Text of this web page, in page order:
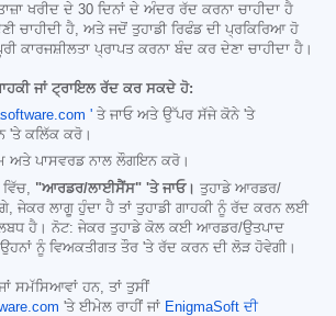
ਖਰੀਦ ਦੇ 30 ਦਿਨਾਂ ਦੇ ਅੰਦਰ ਰੱਦ ਕਰਨਾ ਚਾਹੀਦਾ ਹੈ
ਚਾਹੀਦੀ ਹੈ, ਅਤੇ ਜਦੋਂ ਤੁਹਾਡੀ ਰਿਫੰਡ ਦੀ ਪ੍ਰਕਿਰਿਆ ਹੋ
ਕਾਰਜਸ਼ੀਲਤਾ ਪ੍ਰਾਪਤ ਕਰਨਾ ਬੰਦ ਕਰ ਦੇਣਾ ਚਾਹੀਦਾ ਹੈ।
ਜਾਂ ਟ੍ਰਾਇਲ ਰੱਦ ਕਰ ਸਕਦੇ ਹੋ:
' ਤੇ ਜਾਓ ਅਤੇ ਉੱਪਰ ਸੱਜੇ ਕੋਨੇ 'ਤੇ
'ਤੇ ਕਲਿੱਕ ਕਰੋ।
ਪਾਸਵਰਡ ਨਾਲ ਲੌਗਇਨ ਕਰੋ।
"ਆਰਡਰ/ਲਾਈਸੈਂਸ" 'ਤੇ ਜਾਓ। ਤੁਹਾਡੇ ਆਰਡਰ/
ਜੇਕਰ ਲਾਗੂ ਹੁੰਦਾ ਹੈ ਤਾਂ ਤੁਹਾਡੀ ਗਾਹਕੀ ਨੂੰ ਰੱਦ ਕਰਨ ਲਈ
ਹੈ। ਨੋਟ: ਜੇਕਰ ਤੁਹਾਡੇ ਕੋਲ ਕਈ ਆਰਡਰ/ਉਤਪਾਦ
ਨੂੰ ਵਿਅਕਤੀਗਤ ਤੌਰ 'ਤੇ ਰੱਦ ਕਰਨ ਦੀ ਲੋੜ ਹੋਵੇਗੀ।
ਸਮੱਸਿਆਵਾਂ ਹਨ, ਤਾਂ ਤੁਸੀਂ
'ਤੇ ਈਮੇਲ ਰਾਹੀਂ ਜਾਂ EnigmaSoft ਦੀ